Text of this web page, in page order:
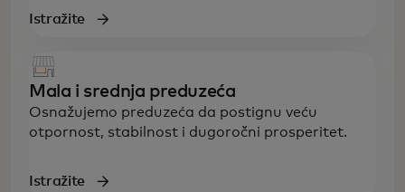
Istražite
Mala i srednja preduzeća
Osnažujemo preduzeća da postignu veću
otpornost, stabilnost i dugoročni prosperitet.
Istražite